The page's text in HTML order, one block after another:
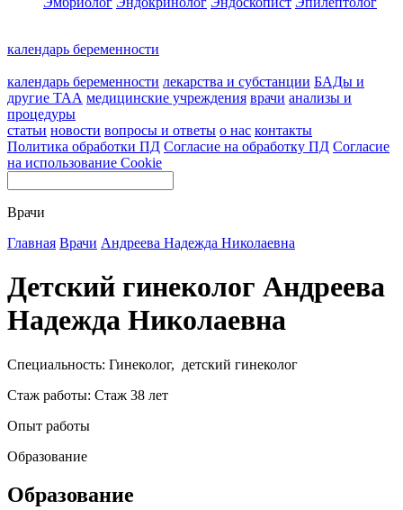
календарь беременности
календарь беременности лекарства и субстанции БАДы и
другие ТАА медицинские учреждения врачи анализы и
процедуры
статьи новости вопросы и ответы о нас контакты
Политика обработки ПД Согласие на обработку ПД Согласие
на использование Cookie
Врачи
Главная Врачи Андреева Надежда Николаевна
Детский гинеколог Андреева
Надежда Николаевна
Специальность: Гинеколог, детский гинеколог
Стаж работы: Стаж 38 лет
Опыт работы
Образование
Образование